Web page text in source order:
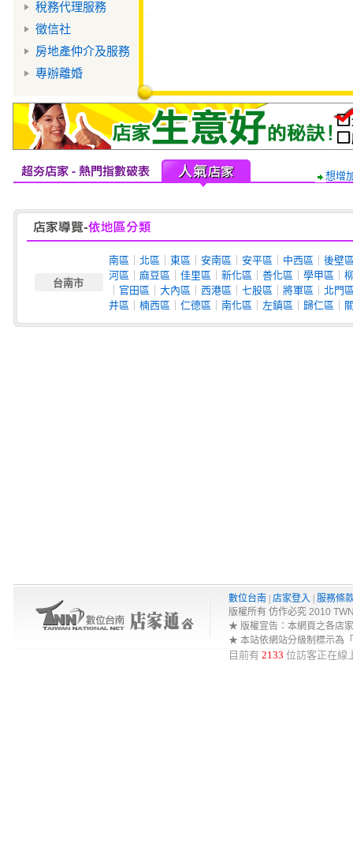
稅務代理服務
徵信社
房地產仲介及服務
專辦離婚
想增
台南市
南區 ｜北區 ｜東區 ｜安南區 ｜安平區 中西區 ｜後壁
河區 ｜麻豆區 ｜佳里區 ｜新化區 ｜善化區 ｜學甲區 ｜
官田區 ｜大內區 ｜西港區 ｜七股區 ｜將軍區 ｜北門
井區 ｜楠西區 ｜仁德區 ｜南化區 ｜左鎮區 歸仁區
數位台南 店家登入
服務條
版權所有 仿作必究 2010
★ 版權宣告：本網頁之各店
★ 本站依網站分級制標示為
目前有 2133 位訪客正在線